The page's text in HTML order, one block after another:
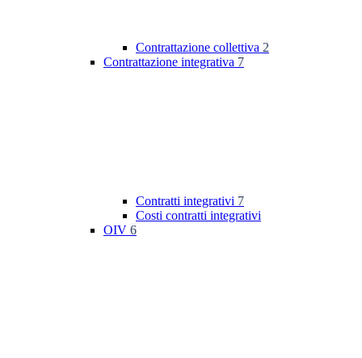
Contrattazione collettiva 2
Contrattazione integrativa 7
Contratti integrativi 7
Costi contratti integrativi
OIV 6